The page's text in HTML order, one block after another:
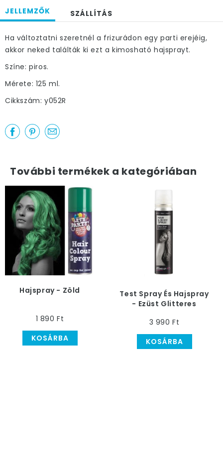
JELLEMZŐK SZÁLLÍTÁS
Ha változtatni szeretnél a frizurádon egy parti erejéig,
akkor neked találták ki ezt a kimosható hajsprayt.
Színe: piros.
Mérete: 125 ml.
Cikkszám: y052R
További termékek a kategóriában
Hajspray - Zöld
1 890 Ft
KOSÁRBA
Test Spray És Hajspray
- Ezüst Glitteres
3 990 Ft
KOSÁRBA